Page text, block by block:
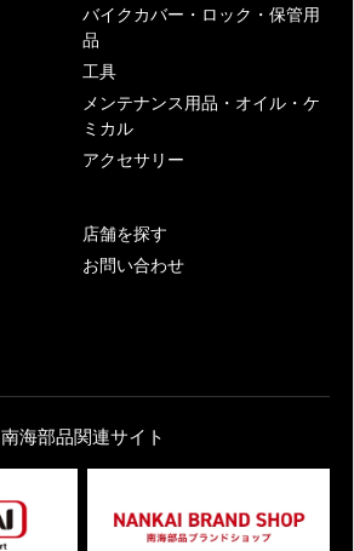
バイクカバー・ロック・保管用
品
工具
メンテナンス用品・オイル・ケ
ミカル
アクセサリー
店舗を探す
お問い合わせ
南海部品関連サイト